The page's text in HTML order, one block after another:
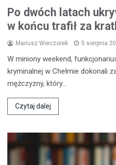
Po dwóch latach
w końcu trafił za
Mariusz Wieczorek 5 sierpnia
W miniony weekend,
kryminalnej w Chełmie dokonali
mężczyzny, który…
Czytaj dalej